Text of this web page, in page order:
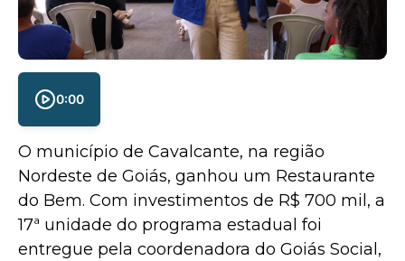
0:00
O município de Cavalcante, na região
Nordeste de Goiás, ganhou um Restaurante
do Bem. Com investimentos de R$ 700 mil, a
17ª unidade do programa estadual foi
entregue pela coordenadora do Goiás Social,